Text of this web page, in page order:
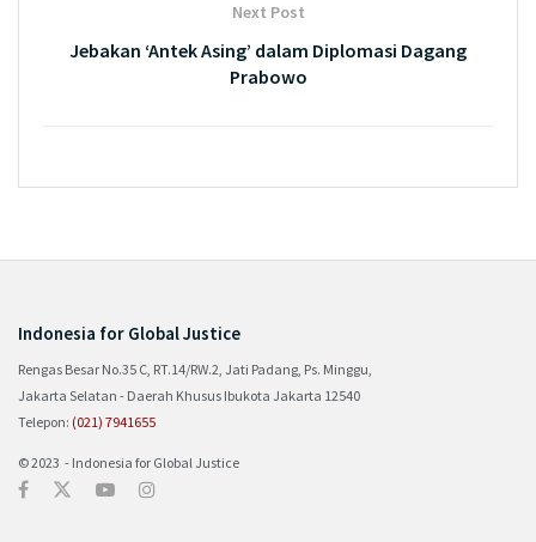
Next Post
Jebakan ‘Antek Asing’ dalam Diplomasi Dagang
Prabowo
Indonesia for Global Justice
Rengas Besar No.35 C, RT.14/RW.2, Jati Padang, Ps. Minggu,
Jakarta Selatan - Daerah Khusus Ibukota Jakarta 12540
Telepon: (021) 7941655
© 2023 - Indonesia for Global Justice